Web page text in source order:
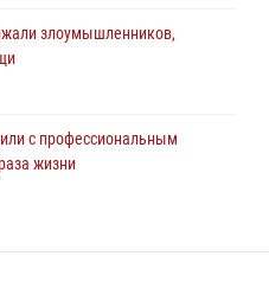
злоумышленников,
с профессиональным
жизни